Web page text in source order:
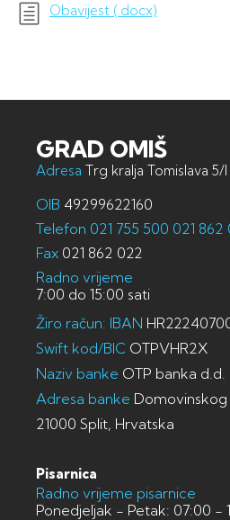
Obavijest (.docx)
GRAD OMIŠ
Adresa Trg kralja Tomislava 5/I
OIB 49299622160
Telefon 021 755 500 021 862
Fax 021 862 022
Radno vrijeme
7:00 do 15:00 sati
Žiro račun: IBAN
Swift kod/BIC OTPVHR2X
Naziv banke OTP banka d.d.
Adresa banke Domovinskog
21000 Split, Hrvatska
Pisarnica
Radno vrijeme pisarnice
Ponedjeljak - Petak: 07:00 -